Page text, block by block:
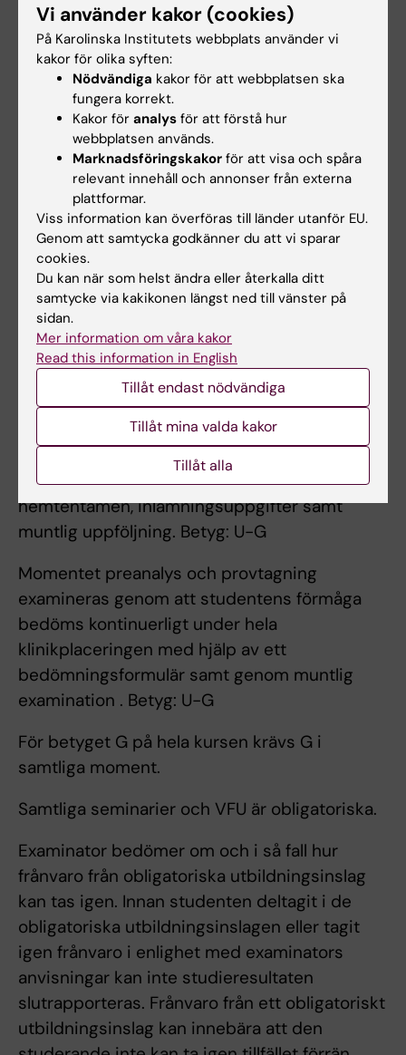
behandlar analysprinciper för de i kursen ingående
analyser och dessa analysers betydelse för att fastställa
sjukdomsdiagnos.
Arbetsformer
Undervisningen innefattar föreläsningar,
seminarier, laborationer, diskussioner samt en
verksamhetsförlagd utbildning (VFU) på ett
laboratorium inom primärvård alternativt
sjukhusanknuten provtagningscentral och har
under tiden tillgång till sakkunnig handledare
på laboratoriet samt lärare från Karolinska
Institutet.
Examination
Examinationen omfattar två moment.
Momentet kvalitet, etik och hygien inom
professionen examineras genom
hemtentamen, inlämningsuppgifter samt
muntlig uppföljning. Betyg: U-G
Momentet preanalys och provtagning
examineras genom att studentens förmåga
bedöms kontinuerligt under hela
klinikplaceringen med hjälp av ett
bedömningsformulär samt genom muntlig
examination . Betyg: U-G
För betyget G på hela kursen krävs G i
samtliga moment.
Samtliga seminarier och VFU är obligatoriska.
Examinator bedömer om och i så fall hur
frånvaro från obligatoriska utbildningsinslag
kan tas igen. Innan studenten deltagit i de
obligatoriska utbildningsinslagen eller tagit
igen frånvaro i enlighet med examinators
anvisningar kan inte studieresultaten
slutrapporteras. Frånvaro från ett obligatoriskt
utbildningsinslag kan innebära att den
Vi använder kakor (cookies)
På Karolinska Institutets webbplats använder vi
kakor för olika syften:
Nödvändiga kakor för att webbplatsen ska
fungera korrekt.
Kakor för analys för att förstå hur
webbplatsen används.
Marknadsföringskakor för att visa och spåra
relevant innehåll och annonser från externa
plattformar.
Viss information kan överföras till länder utanför EU.
Genom att samtycka godkänner du att vi sparar
cookies.
Du kan när som helst ändra eller återkalla ditt
samtycke via kakikonen längst ned till vänster på
sidan.
Mer information om våra kakor
Read this information in English
Tillåt endast nödvändiga
Tillåt mina valda kakor
Tillåt alla